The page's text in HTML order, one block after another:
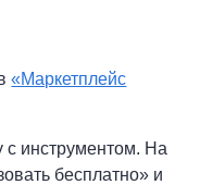
«Маркетплейс
с инструментом. На
бесплатно» и